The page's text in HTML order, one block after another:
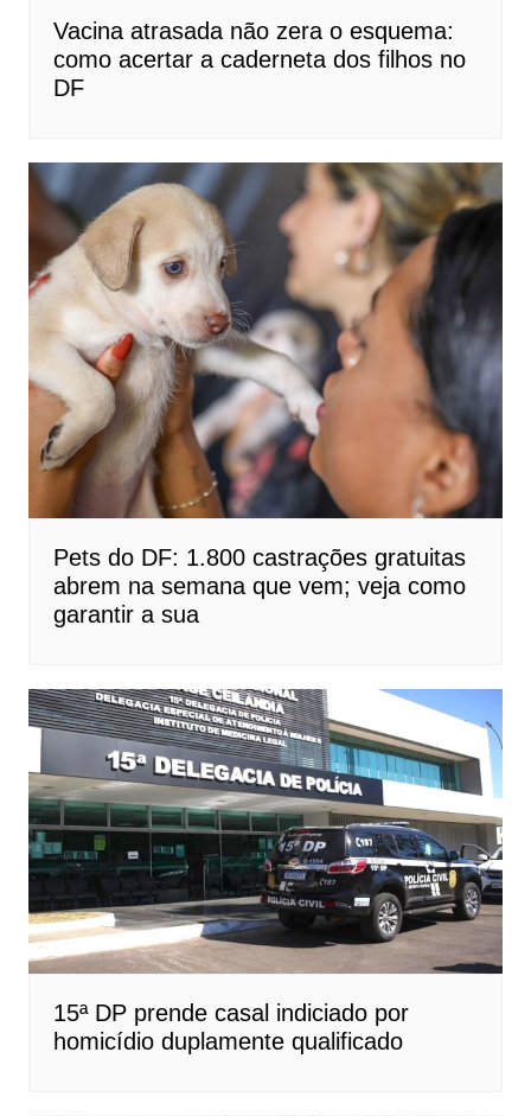
Vacina atrasada não zera o esquema:
como acertar a caderneta dos filhos no
DF
Pets do DF: 1.800 castrações gratuitas
abrem na semana que vem; veja como
garantir a sua
15ª DP prende casal indiciado por
homicídio duplamente qualificado